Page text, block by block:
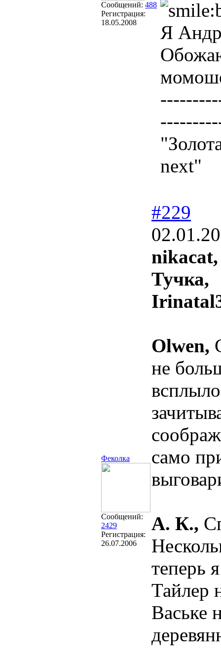
Сообщений: 488
Регистрация:
18.05.2008
Я
next"
Феколка
Сообщений:
2429
Регистрация:
26.07.2006
#229
nikacat,
Тучка,
Olwen,
не
само
А. К.,
теперь
Тайлер
Ваське